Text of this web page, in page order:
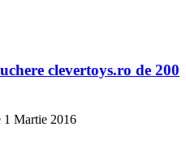
clevertoys.ro de 200
1 Martie 2016